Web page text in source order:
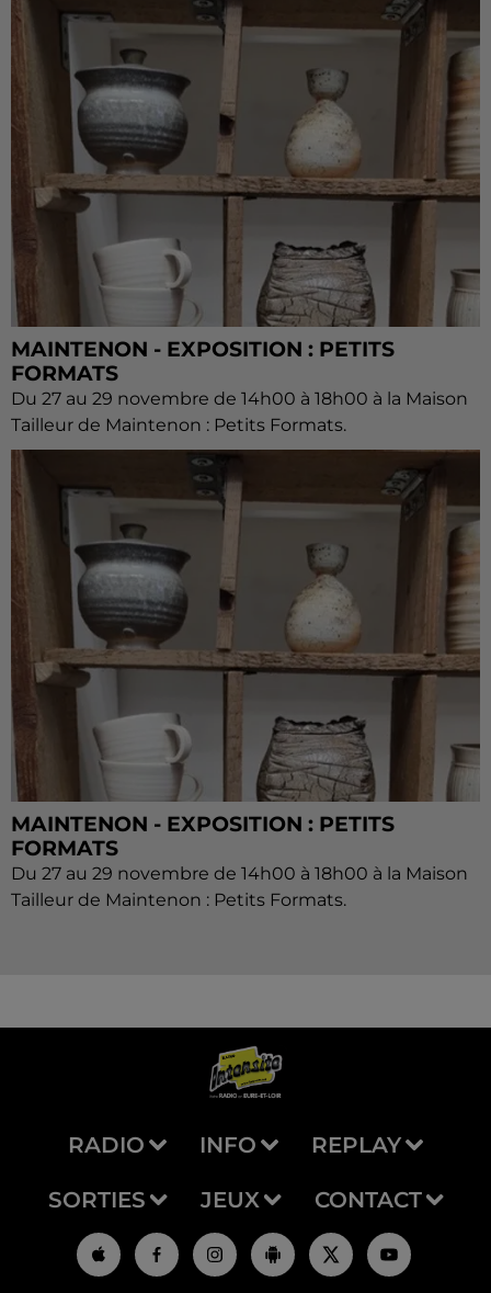
MAINTENON - EXPOSITION : PETITS
FORMATS
Du 27 au 29 novembre de 14h00 à 18h00 à la Maison
Tailleur de Maintenon : Petits Formats.
MAINTENON - EXPOSITION : PETITS
FORMATS
Du 27 au 29 novembre de 14h00 à 18h00 à la Maison
Tailleur de Maintenon : Petits Formats.
RADIO INFO REPLAY
SORTIES JEUX CONTACT